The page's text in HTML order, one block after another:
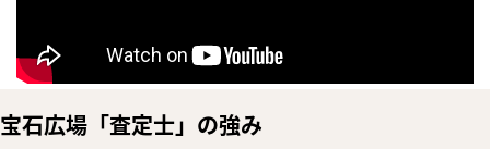
宝石広場「査定士」の強み